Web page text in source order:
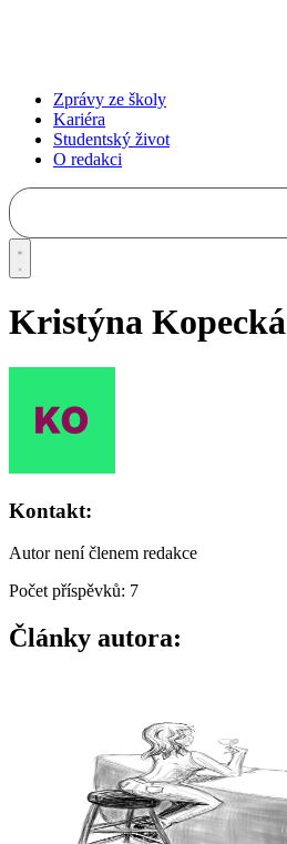
Zprávy ze školy
Kariéra
Studentský život
O redakci
Kristýna Kopecká
Kontakt:
Autor není členem redakce
Počet příspěvků: 7
Články autora: